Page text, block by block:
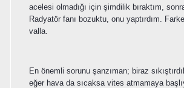
acelesi olmadığı için şimdilik bıraktım,
Radyatör fanı bozuktu, onu yaptırdım.
valla.
En önemli sorunu şanzıman; biraz
eğer hava da sıcaksa vites atmamaya